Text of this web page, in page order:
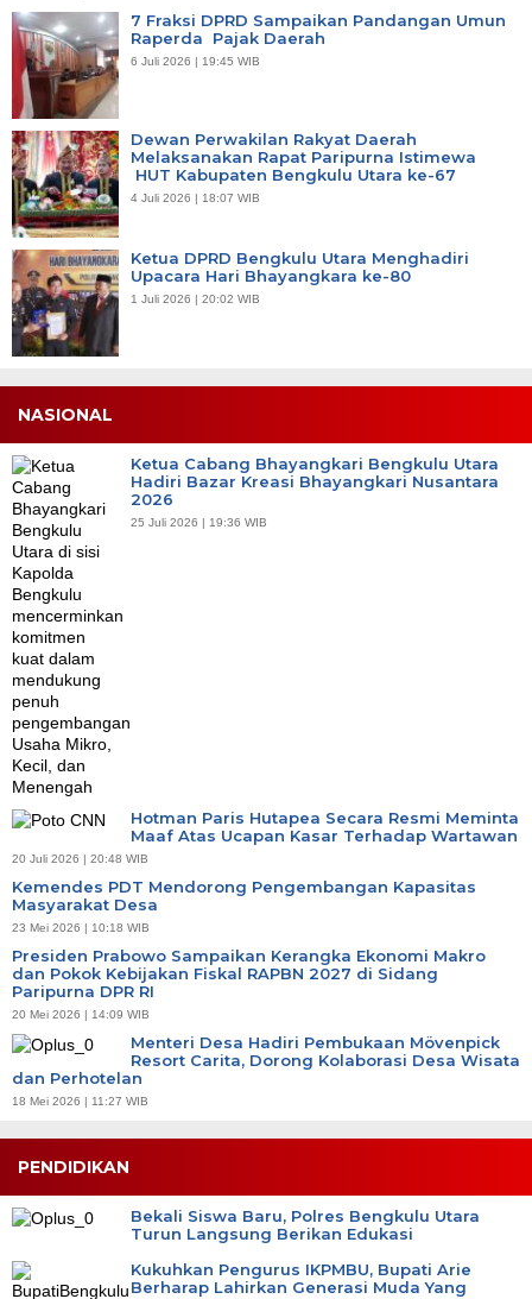
7 Fraksi DPRD Sampaikan Pandangan Umun
Raperda Pajak Daerah
6 Juli 2026 | 19:45 WIB
Dewan Perwakilan Rakyat Daerah
Melaksanakan Rapat Paripurna Istimewa
HUT Kabupaten Bengkulu Utara ke-67
4 Juli 2026 | 18:07 WIB
Ketua DPRD Bengkulu Utara Menghadiri
Upacara Hari Bhayangkara ke-80
1 Juli 2026 | 20:02 WIB
NASIONAL
Ketua Cabang Bhayangkari Bengkulu Utara
Hadiri Bazar Kreasi Bhayangkari Nusantara
2026
25 Juli 2026 | 19:36 WIB
Hotman Paris Hutapea Secara Resmi Meminta
Maaf Atas Ucapan Kasar Terhadap Wartawan
20 Juli 2026 | 20:48 WIB
Kemendes PDT Mendorong Pengembangan Kapasitas
Masyarakat Desa
23 Mei 2026 | 10:18 WIB
Presiden Prabowo Sampaikan Kerangka Ekonomi Makro
dan Pokok Kebijakan Fiskal RAPBN 2027 di Sidang
Paripurna DPR RI
20 Mei 2026 | 14:09 WIB
Menteri Desa Hadiri Pembukaan Mövenpick
Resort Carita, Dorong Kolaborasi Desa Wisata
dan Perhotelan
18 Mei 2026 | 11:27 WIB
PENDIDIKAN
Bekali Siswa Baru, Polres Bengkulu Utara
Turun Langsung Berikan Edukasi
Kukuhkan Pengurus IKPMBU, Bupati Arie
Berharap Lahirkan Generasi Muda Yang